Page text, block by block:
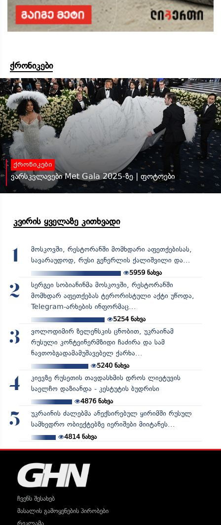
ქრონიკები
ქრონიკები
ვარსკვლავები Met Gala 2025-ზე | ფოტოები
კვირის ყველაზე კითხვადი
1
მოსკოვში, რესტორანში მომხდარი აფეთქებისას,
სავარაუდოდ, რუსი გენერლის ქალიშვილი და...
5959 ნახვა
2
სერგეი სობიანინმა მოსკოვში, რესტორანში
მომხდარ აფეთქებას ტერორისტული აქტი უწოდა,
Telegram-არხების ინფორმაც...
5254ნახვა
3
ვოლოდიმირ ზელენსკის ცნობით, უკრაინამ
რუსული კონტეინერმზიდი ჩაძირა და სამ
ნავთობგადამამუშავებელ ქარხა...
5240ნახვა
4
კიევზე რუსეთის თავდასხმის დროს ლიეტუვის
საელჩო დაზიანდა - კესტუტის ბუდრისი
4876ნახვა
5
უკრაინის ძალებმა ანექსირებულ ყირიმში რუსულ
სამხედრო ობიექტებზე იერიშები მიიტანეს...
4814ნახვა
ჩვენს შესახებ
მასალის გამოყენების პირობები
რეკლამა